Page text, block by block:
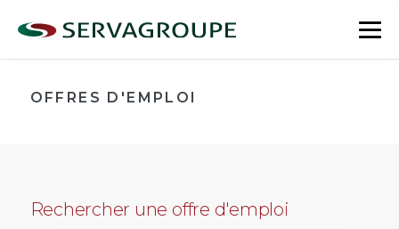
OFFRES D'EMPLOI
Rechercher une offre d'emploi